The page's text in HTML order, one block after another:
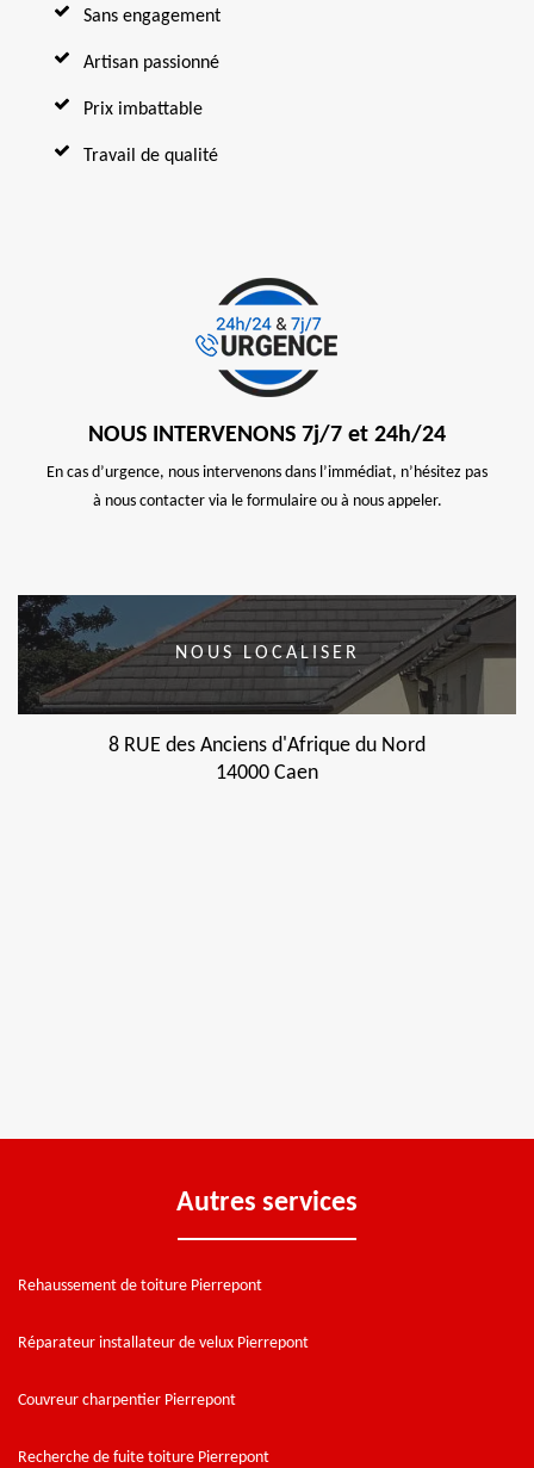
Sans engagement
Artisan passionné
Prix imbattable
Travail de qualité
NOUS INTERVENONS 7j/7 et 24h/24
En cas d’urgence, nous intervenons dans l’immédiat, n’hésitez pas
à nous contacter via le formulaire ou à nous appeler.
NOUS LOCALISER
8 RUE des Anciens d'Afrique du Nord
14000 Caen
Autres services
Rehaussement de toiture Pierrepont
Réparateur installateur de velux Pierrepont
Couvreur charpentier Pierrepont
Recherche de fuite toiture Pierrepont